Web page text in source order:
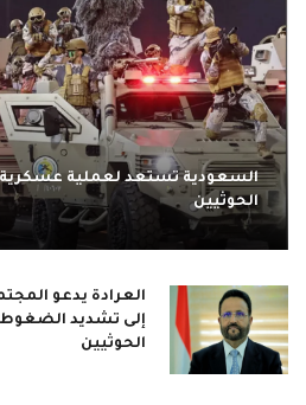
السعودية تستعد لعملية عسكرية
الحوثيين
العرادة يدعو
إلى تشديد الضغوط
الحوثيين